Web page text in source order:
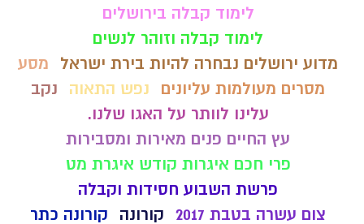
לימוד קבלה בירושלים
לימוד קבלה וזוהר לנשים
מדוע ירושלים נבחרה להיות בירת ישראל
מסע
מסרים מעולמות עליונים
נפש התאוה
נקב
עלינו לוותר על האגו שלנו.
עץ החיים פנים מאירות ומסבירות
פרי חכם איגרות קודש איגרת מט
פרשת השבוע חסידות וקבלה
צום עשרה בטבת 2017
קורונה
קורונה כתר